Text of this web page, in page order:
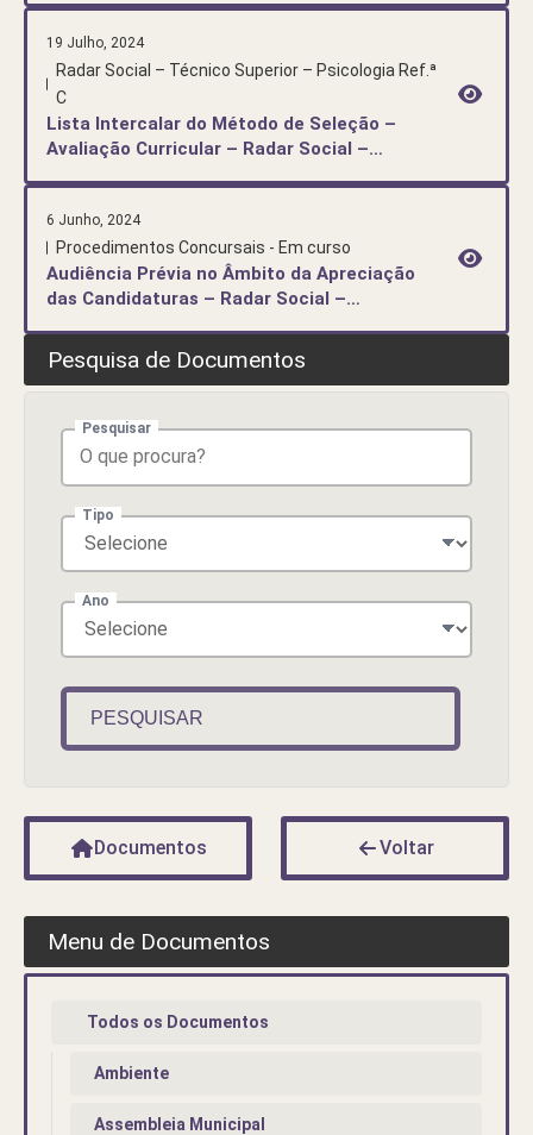
19 Julho, 2024
Radar Social – Técnico Superior – Psicologia Ref.ª
C
Lista Intercalar do Método de Seleção –
Avaliação Curricular – Radar Social –
6 Junho, 2024
Procedimentos Concursais - Em curso
Audiência Prévia no Âmbito da Apreciação
das Candidaturas – Radar Social –
Pesquisa de Documentos
Pesquisar
Tipo
Ano
PESQUISAR
Documentos Voltar
Menu de Documentos
Todos os Documentos
Ambiente
Assembleia Municipal